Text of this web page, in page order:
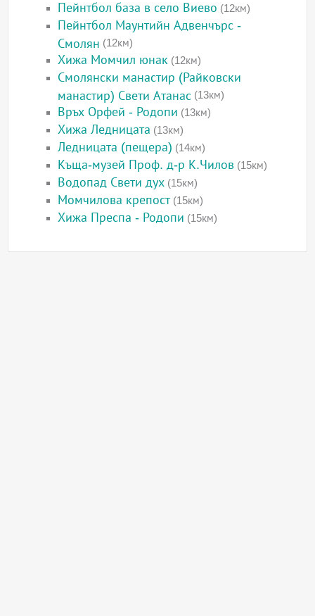
Пейнтбол база в село Виево (12км)
Пейнтбол Маунтийн Адвенчърс -
Смолян (12км)
Хижа Момчил юнак (12км)
Смолянски манастир (Райковски
манастир) Свети Атанас (13км)
Връх Орфей - Родопи (13км)
Хижа Ледницата (13км)
Ледницата (пещера) (14км)
Къща-музей Проф. д-р К.Чилов (15км)
Водопад Свети дух (15км)
Момчилова крепост(15км)
Хижа Преспа - Родопи (15км)